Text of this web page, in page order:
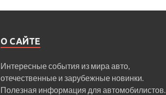
О САЙТЕ
Интересные события из мира авто,
отечественные и зарубежные новинки.
Полезная информация для автомобилистов.